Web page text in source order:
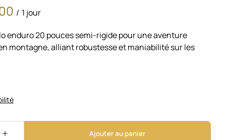
/
enduro 20 pouces semi-rigide pour une aventure
montagne, alliant robustesse et maniabilité sur les